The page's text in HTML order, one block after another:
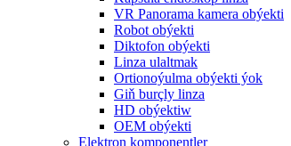
VR Panorama kamera obýekti
Robot obýekti
Diktofon obýekti
Linza ulaltmak
Ortionoýulma obýekti ýok
Giň burçly linza
HD obýektiw
OEM obýekti
Elektron komponentler